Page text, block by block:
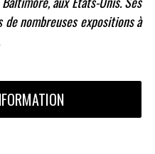
nombreuses expositions à